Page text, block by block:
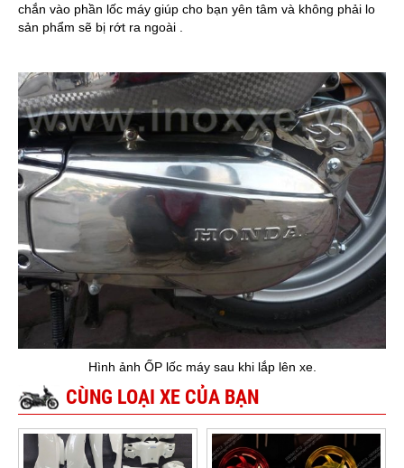
chắn vào phần lốc máy giúp cho bạn yên tâm và không phải lo
sản phẩm sẽ bị rớt ra ngoài .
Hình ảnh ỐP lốc máy sau khi lắp lên xe.
CÙNG LOẠI XE CỦA BẠN